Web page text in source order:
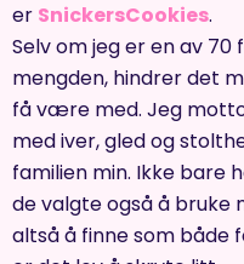
er SnickersCookies.
Selv om jeg er en av
mengden, hindrer det
få være med. Jeg
med iver, gled og
familien min. Ikke bare
de valgte også å bruke
altså å finne som både